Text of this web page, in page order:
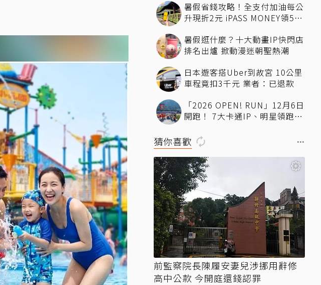
氣
暑假省錢攻略！全支付加油每公
升現折2元 iPASS MONEY領50
暑假逛什麼？十大動畫IP快閃店
排名出爐 掀動漫迷朝聖熱潮
日本遊客搭Uber到故宮 10公里
車程竟扣3千元 業者：已退款
「2026 OPEN! RUN」12月6日
開跑！ 7大卡通IP、明星領跑熱
猜你喜歡
前監察院長陳履安妻兒涉挪用辭修
高中公款 今開庭還錢認罪